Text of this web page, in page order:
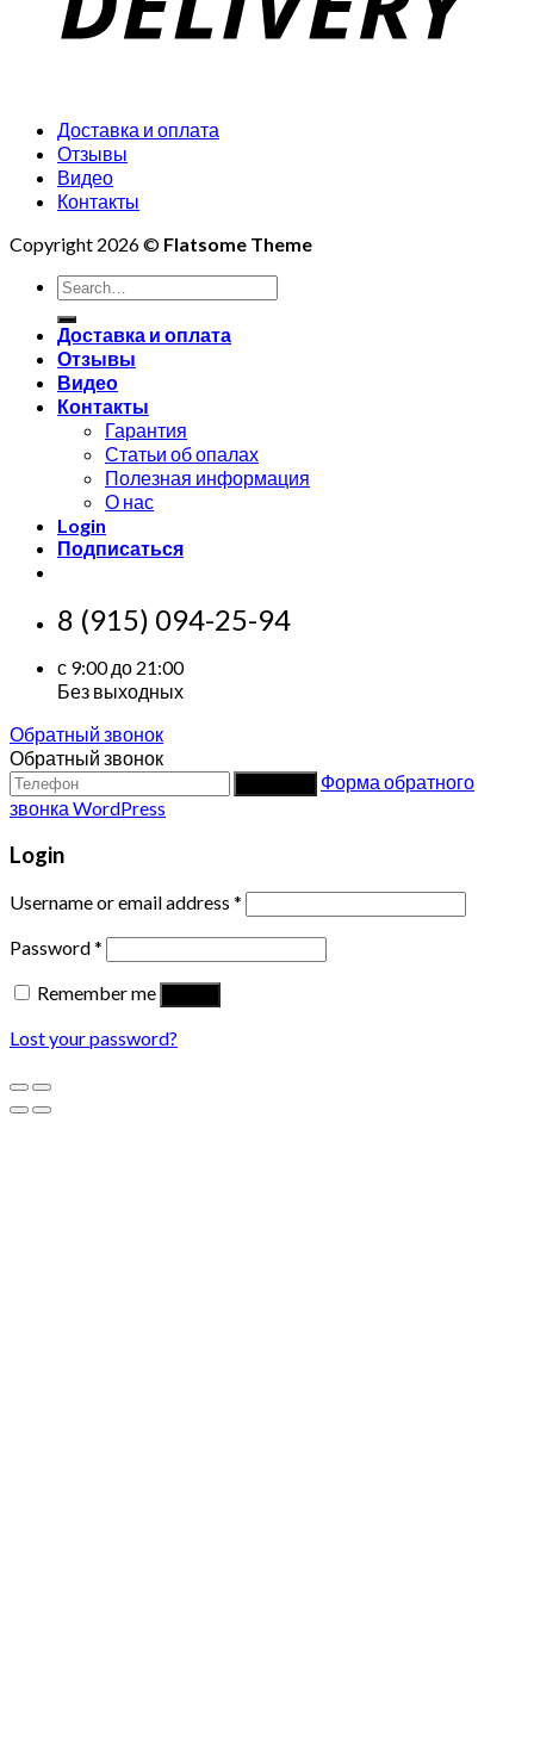
Доставка и оплата
Отзывы
Видео
Контакты
Copyright 2026 © Flatsome Theme
Search
for:
Доставка и оплата
Отзывы
Видео
Контакты
Гарантия
Статьи об опалах
Полезная информация
О нас
Login
Подписаться
8 (915) 094-25-94
с 9:00 до 21:00
Без выходных
Обратный звонок
Обратный звонок
Форма обратного
звонка WordPress
Login
Username or email address *
Password*
Remember me
Lost your password?